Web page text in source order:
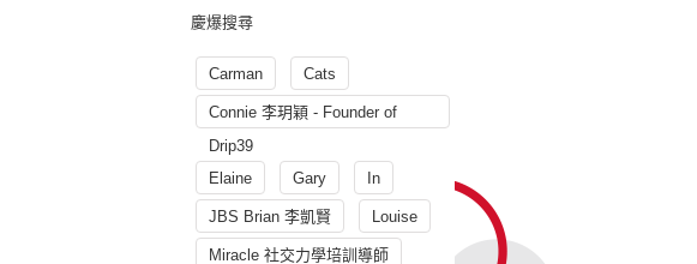
慶爆搜尋
Carman Cats
Connie 李玥穎 - Founder of
Drip39
Elaine
Gary In
JBS Brian 李凱賢 Louise
Miracle 社交力學培訓導師